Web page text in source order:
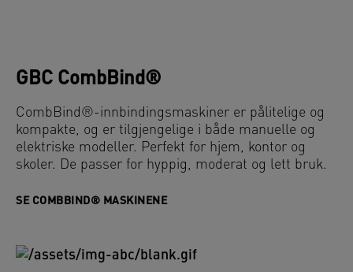
GBC CombBind®
CombBind®-innbindingsmaskiner er pålitelige og
kompakte, og er tilgjengelige i både manuelle og
elektriske modeller. Perfekt for hjem, kontor og
skoler. De passer for hyppig, moderat og lett bruk.
SE COMBBIND® MASKINENE